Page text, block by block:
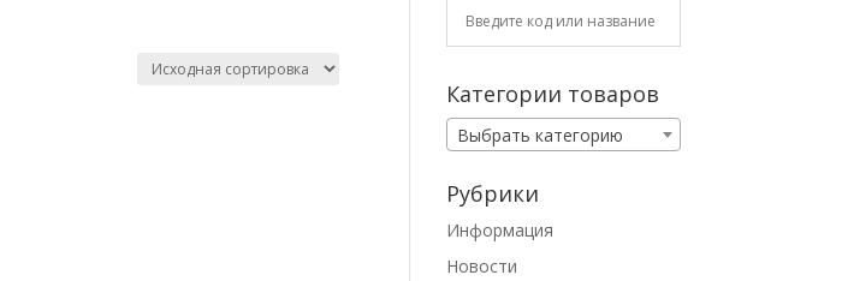
Категории товаров
Выбрать категорию
Рубрики
Информация
Новости